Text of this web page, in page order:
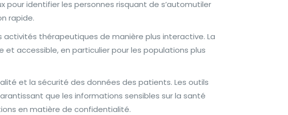
pour identifier les personnes risquant de s’automutiler
rapide.
thérapeutiques de manière plus interactive. La
et accessible, en particulier pour les populations plus
et la sécurité des données des patients. Les outils
que les informations sensibles sur la santé
en matière de confidentialité.